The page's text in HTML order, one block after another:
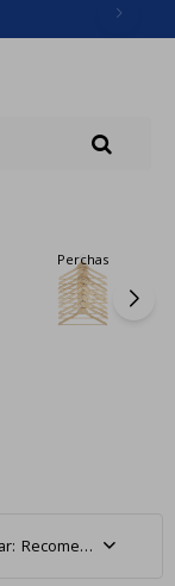
Perchas
Recomendados